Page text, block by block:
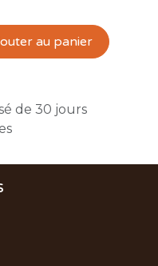
au panier
de 30 jours